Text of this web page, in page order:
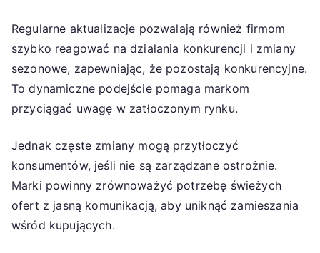
Regularne aktualizacje pozwalają również firmom
szybko reagować na działania konkurencji i zmiany
sezonowe, zapewniając, że pozostają konkurencyjne.
To dynamiczne podejście pomaga markom
przyciągać uwagę w zatłoczonym rynku.
Jednak częste zmiany mogą przytłoczyć
konsumentów, jeśli nie są zarządzane ostrożnie.
Marki powinny zrównoważyć potrzebę świeżych
ofert z jasną komunikacją, aby uniknąć zamieszania
wśród kupujących.